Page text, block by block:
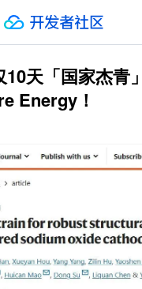
天「国家杰青
Energy！